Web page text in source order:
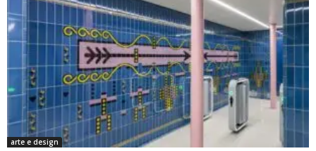
arte e design